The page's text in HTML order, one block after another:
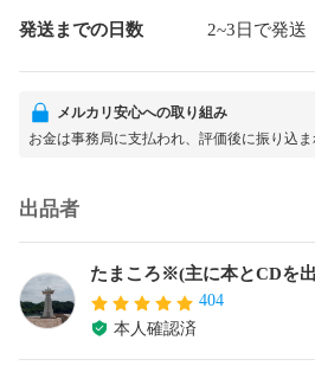
発送までの日数 2~3日で発送
メルカリ安心への取り組み
お金は事務局に支払われ、評価後に振り込
出品者
たまころ※(主に本とCDを
404
本人確認済